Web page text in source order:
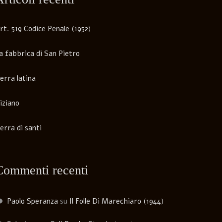
519 Codice Penale (1952)
fabbrica di San Pietro
latina
di santi
recenti
Paolo Speranzasu Il Folle Di Marechiaro (1944)